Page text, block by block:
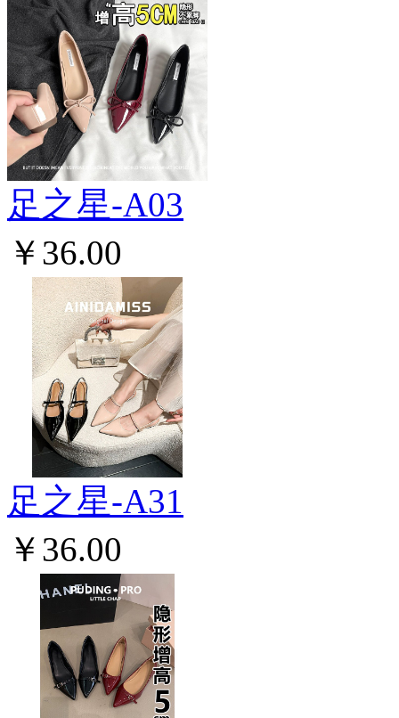
足之星-A03
￥36.00
足之星-A31
￥36.00